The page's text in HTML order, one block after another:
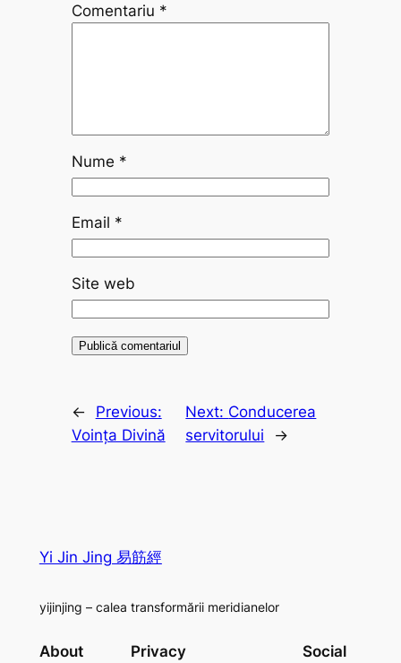
Comentariu *
Nume *
Email *
Site web
←
Previous:
Voința Divină
Next: Conducerea
servitorului
→
Yi Jin Jing 易筋經
yijinjing – calea transformării meridianelor
About Privacy Social